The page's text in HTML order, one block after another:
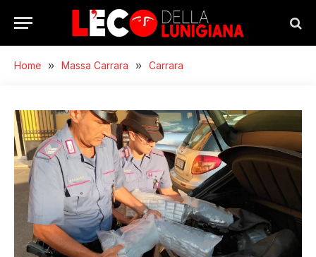
Home » Massa Carrara » Carrara